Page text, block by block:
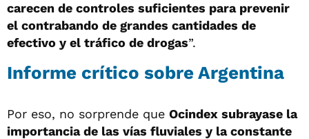
carecen de controles suficientes para prevenir
el contrabando de grandes cantidades de
efectivo y el tráfico de drogas”.
Informe crítico sobre Argentina
Por eso, no sorprende que Ocindex subrayase la
importancia de las vías fluviales y la constante